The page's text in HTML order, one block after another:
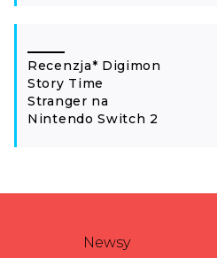
Recenzja* Digimon
Story Time
Stranger na
Nintendo Switch 2
Newsy